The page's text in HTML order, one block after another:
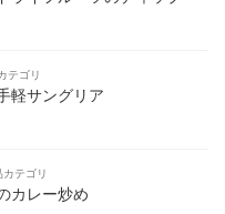
テゴリ
軽サングリア
カテゴリ
カレー炒め